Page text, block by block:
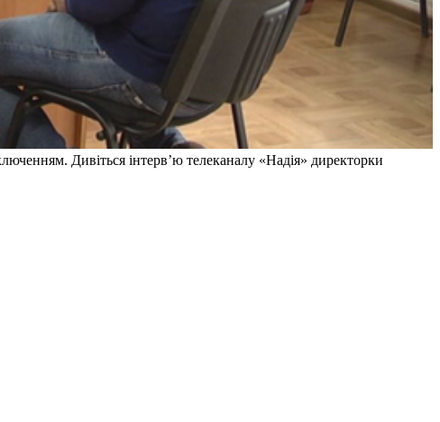
Дивіться інтерв’ю телеканалу «Надія» директорки